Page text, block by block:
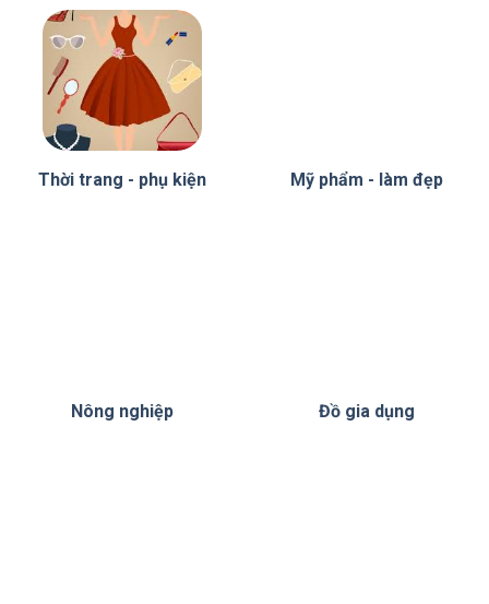
Thời trang - phụ kiện Mỹ phẩm - làm đẹp
Nông nghiệp Đồ gia dụng